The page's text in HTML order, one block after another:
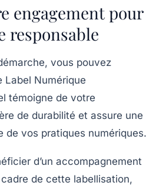
engagement pour
responsable
vous pouvez
Label Numérique
témoigne de votre
de durabilité et assure une
de vos pratiques numériques.
d’un accompagnement
de cette labellisation,